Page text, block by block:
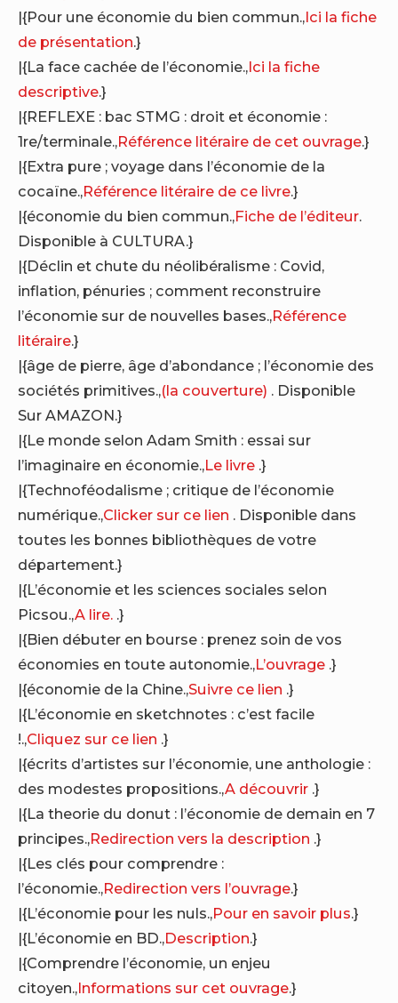
|{Pour une économie du bien commun.,Ici la fiche
de présentation.}
|{La face cachée de l’économie.,Ici la fiche
descriptive.}
|{REFLEXE : bac STMG : droit et économie :
1re/terminale.,Référence litéraire de cet ouvrage.}
|{Extra pure ; voyage dans l’économie de la
cocaïne.,Référence litéraire de ce livre.}
|{économie du bien commun.,Fiche de l’éditeur.
Disponible à CULTURA.}
|{Déclin et chute du néolibéralisme : Covid,
inflation, pénuries ; comment reconstruire
l’économie sur de nouvelles bases.,Référence
litéraire.}
|{âge de pierre, âge d’abondance ; l’économie des
sociétés primitives.,(la couverture) . Disponible
Sur AMAZON.}
|{Le monde selon Adam Smith : essai sur
l’imaginaire en économie.,Le livre .}
|{Technoféodalisme ; critique de l’économie
numérique.,Clicker sur ce lien . Disponible dans
toutes les bonnes bibliothèques de votre
département.}
|{L’économie et les sciences sociales selon
Picsou.,A lire. .}
|{Bien débuter en bourse : prenez soin de vos
économies en toute autonomie.,L’ouvrage .}
|{économie de la Chine.,Suivre ce lien .}
|{L’économie en sketchnotes : c’est facile
!.,Cliquez sur ce lien .}
|{écrits d’artistes sur l’économie, une anthologie :
des modestes propositions.,A découvrir .}
|{La theorie du donut : l’économie de demain en 7
principes.,Redirection vers la description .}
|{Les clés pour comprendre :
l’économie.,Redirection vers l’ouvrage.}
|{L’économie pour les nuls.,Pour en savoir plus.}
|{L’économie en BD.,Description.}
|{Comprendre l’économie, un enjeu
citoyen.,Informations sur cet ouvrage.}